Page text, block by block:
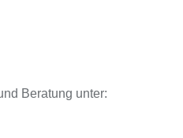
Beratung unter: